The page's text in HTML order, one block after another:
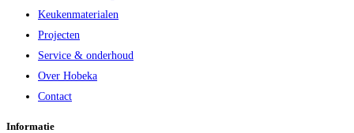
Keukenmaterialen
Projecten
Service & onderhoud
Over Hobeka
Contact
Informatie